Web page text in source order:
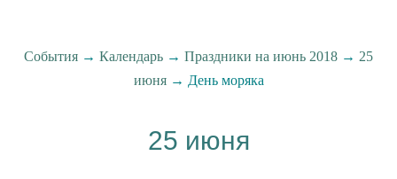
События → Календарь → Праздники на июнь 2018 → 25
июня→ День моряка
25 июня